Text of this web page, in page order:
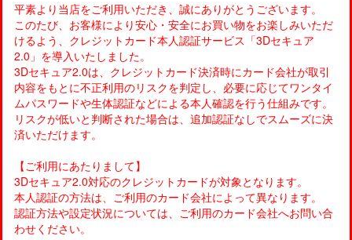
平素より当店をご利用いただき、誠にありがとうございます。
このたび、お客様により安心・安全にお買い物をお楽しみいただ
けるよう、クレジットカード本人認証サービス「3Dセキュア
2.0」を導入いたしました。
3Dセキュア2.0は、クレジットカード決済時にカード会社が取引
内容をもとに不正利用のリスクを判定し、必要に応じてワンタイ
ムパスワードや生体認証などによる本人確認を行う仕組みです。
リスクが低いと判断された場合は、追加認証なしでスムーズに決
済いただけます。
【ご利用にあたりまして】
3Dセキュア2.0対応のクレジットカードが対象となります。
本人認証の方法は、ご利用のカード会社によって異なります。
認証方法や設定状況については、ご利用のカード会社へお問い合
わせください。